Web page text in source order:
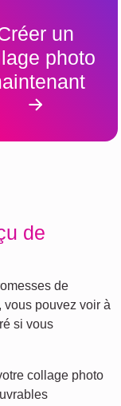
un
photo
de
de
vous pouvez voir à
si vous
collage photo